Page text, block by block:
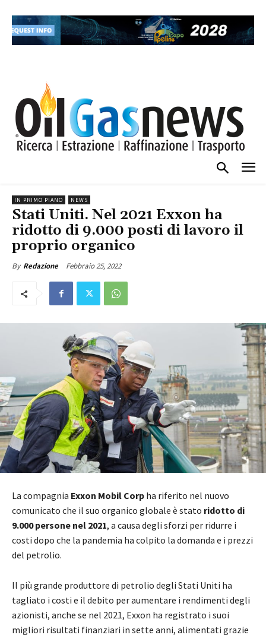
IN PRIMO PIANO NEWS
Stati Uniti. Nel 2021 Exxon ha
ridotto di 9.000 posti di lavoro il
proprio organico
By Redazione Febbraio 25, 2022
La compagnia Exxon Mobil Corp ha riferito nel nuovo
comunicato che il suo organico globale è stato ridotto di
9.000 persone nel 2021, a causa degli sforzi per ridurre i
costi dopo che la pandemia ha colpito la domanda e i prezzi
del petrolio.
Il più grande produttore di petrolio degli Stati Uniti ha
tagliato i costi e il debito per aumentare i rendimenti degli
azionisti, anche se nel 2021, Exxon ha registrato i suoi
migliori risultati finanziari in sette anni, alimentati grazie